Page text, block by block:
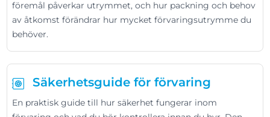
föremål påverkar utrymmet, och hur packning och behov
av åtkomst förändrar hur mycket förvaringsutrymme du
behöver.
Säkerhetsguide för förvaring
En praktisk guide till hur säkerhet fungerar inom